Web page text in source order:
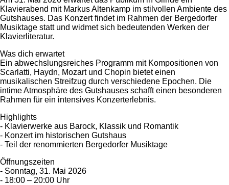
Klavierabend mit Markus Altenkamp im stilvollen Ambiente des
Gutshauses. Das Konzert findet im Rahmen der Bergedorfer
Musiktage statt und widmet sich bedeutenden Werken der
Klavierliteratur.
Was dich erwartet
Ein abwechslungsreiches Programm mit Kompositionen von
Scarlatti, Haydn, Mozart und Chopin bietet einen
musikalischen Streifzug durch verschiedene Epochen. Die
intime Atmosphäre des Gutshauses schafft einen besonderen
Rahmen für ein intensives Konzerterlebnis.
Highlights
- Klavierwerke aus Barock, Klassik und Romantik
- Konzert im historischen Gutshaus
- Teil der renommierten Bergedorfer Musiktage
Öffnungszeiten
- Sonntag, 31. Mai 2026
- 18:00 – 20:00 Uhr